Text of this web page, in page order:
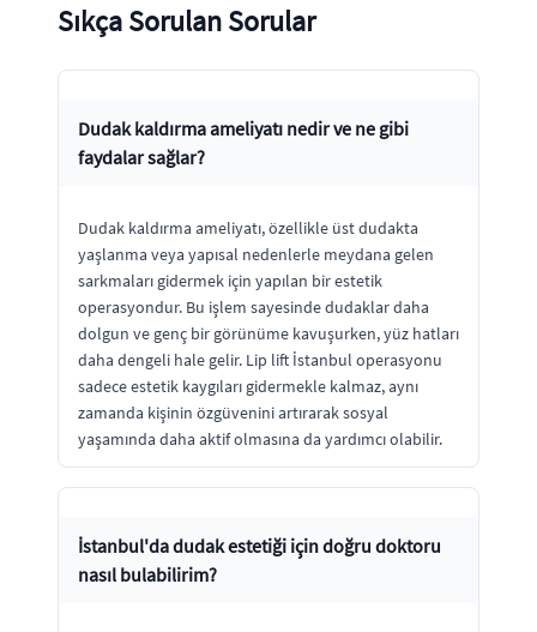
Sıkça Sorulan Sorular
Dudak kaldırma ameliyatı nedir ve ne gibi
faydalar sağlar?
Dudak kaldırma ameliyatı, özellikle üst dudakta
yaşlanma veya yapısal nedenlerle meydana gelen
sarkmaları gidermek için yapılan bir estetik
operasyondur. Bu işlem sayesinde dudaklar daha
dolgun ve genç bir görünüme kavuşurken, yüz hatları
daha dengeli hale gelir. Lip lift İstanbul operasyonu
sadece estetik kaygıları gidermekle kalmaz, aynı
zamanda kişinin özgüvenini artırarak sosyal
yaşamında daha aktif olmasına da yardımcı olabilir.
İstanbul'da dudak estetiği için doğru doktoru
nasıl bulabilirim?